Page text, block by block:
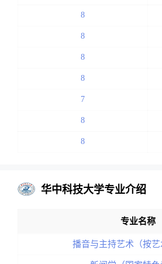
8
8
8
8
7
8
8
华中科技大学专业介绍
专业名称
播音与主持艺术（按艺